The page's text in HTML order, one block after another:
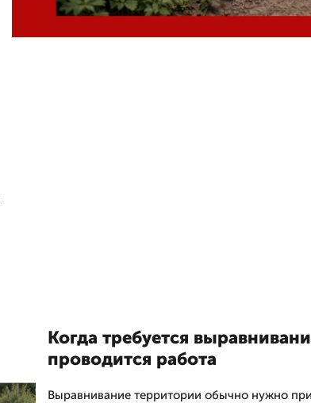
Когда требуется
проводится работа
Выравнивание территории обычно нужно при